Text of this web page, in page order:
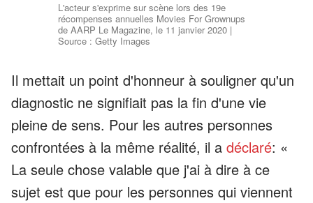
L'acteur s'exprime sur scène lors des 19e
récompenses annuelles Movies For Grownups
de AARP Le Magazine, le 11 janvier 2020 |
Source : Getty Images
Il mettait un point d'honneur à souligner qu'un
diagnostic ne signifiait pas la fin d'une vie
pleine de sens. Pour les autres personnes
confrontées à la même réalité, il a déclaré: «
La seule chose valable que j'ai à dire à ce
sujet est que pour les personnes qui viennent